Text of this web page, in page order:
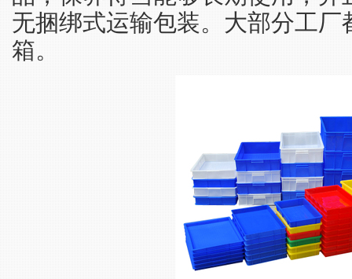
无捆绑式运输包装。大部分工厂
箱。